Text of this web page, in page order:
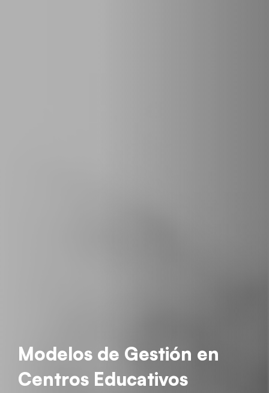
Modelos de Gestión en
Centros Educativos